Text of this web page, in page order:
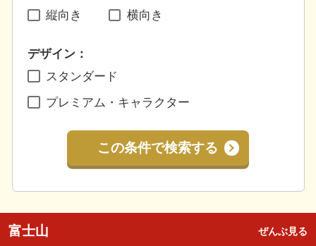
縦向き
横向き
デザイン：
スタンダード
プレミアム・キャラクター
この条件で検索する
富士山 ぜんぶ見る